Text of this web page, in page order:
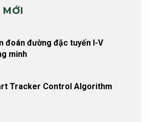
MỚI
đoán đường đặc tuyến I-V
minh
Tracker Control Algorithm